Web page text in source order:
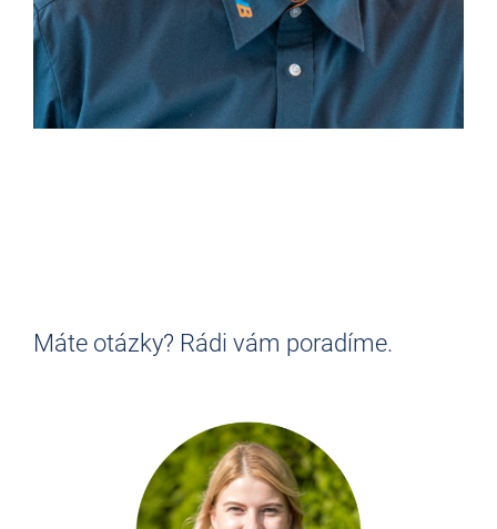
Máte otázky? Rádi vám poradíme.